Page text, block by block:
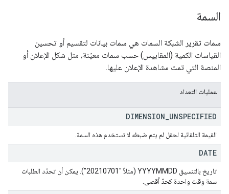
السمة
سمات تقرير الشبكة السمات هي سمات بيانات لتقسيم أو تحسين
القياسات الكمية (المقاييس) حسب سمات معيّنة، مثل شكل الإعلان أو
المنصة التي تمت مشاهدة الإعلان عليها.
عمليات التعداد
DIMENSION UNSPECIFIED
القيمة التلقائية لحقل لم يتم ضبطه لا تستخدم هذه السمة.
DATE
تاريخ بالتنسيق YYYYMMDD (مثلاً "20210701"). يمكن أن تحدّد الطلبات
سمة وقت واحدة كحدّ أقصى.